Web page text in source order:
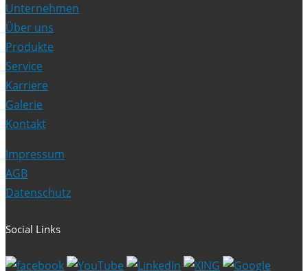
Unternehmen
Über uns
Produkte
Service
Karriere
Galerie
Kontakt
Impressum
AGB
Datenschutz
Social Links